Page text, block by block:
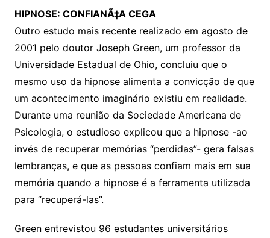
HIPNOSE: CONFIANÃ‡A CEGA
Outro estudo mais recente realizado em agosto de
2001 pelo doutor Joseph Green, um professor da
Universidade Estadual de Ohio, concluiu que o
mesmo uso da hipnose alimenta a convicção de que
um acontecimento imaginário existiu em realidade.
Durante uma reunião da Sociedade Americana de
Psicologia, o estudioso explicou que a hipnose -ao
invés de recuperar memórias “perdidas”- gera falsas
lembranças, e que as pessoas confiam mais em sua
memória quando a hipnose é a ferramenta utilizada
para “recuperá-las”.
Green entrevistou 96 estudantes universitários